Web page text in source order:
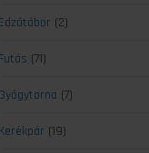
Edzőtábor (2)
Futás (71)
Gyógytorna (7)
Kerékpár (19)